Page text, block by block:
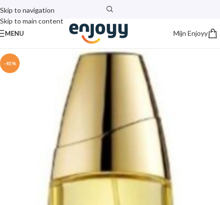
Skip to navigation
Skip to main content
MENU Mijn Enjoyy
-45%